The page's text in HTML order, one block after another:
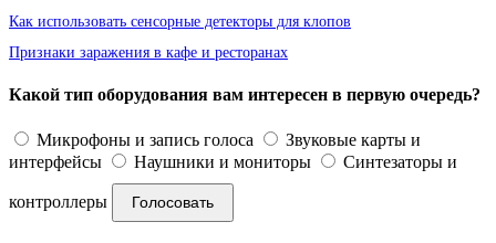
Как использовать сенсорные детекторы для клопов
Признаки заражения в кафе и ресторанах
Какой тип оборудования вам интересен в первую очередь?
Микрофоны и запись голоса
Звуковые карты и
интерфейсы
Наушники и мониторы Синтезаторы и
контроллеры Голосовать